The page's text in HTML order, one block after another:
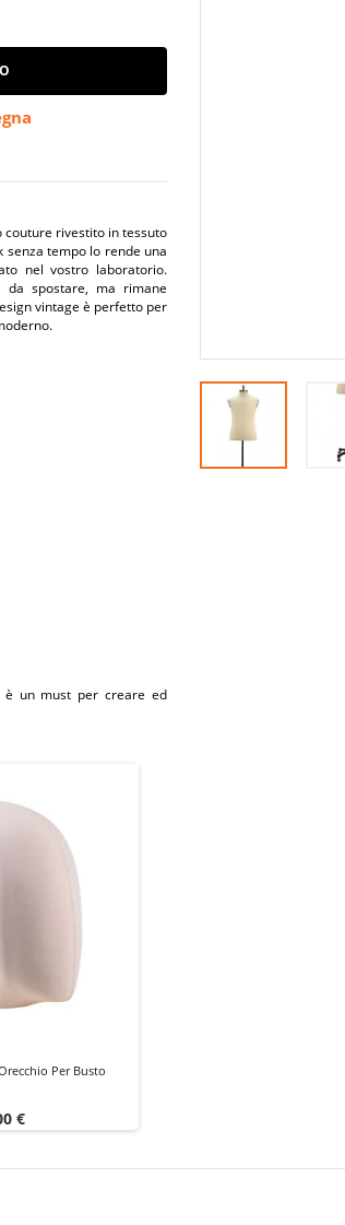
couture rivestito in tessuto
tempo lo rende una
nel vostro laboratorio.
spostare, ma rimane
vintage è perfetto per
è un must per creare ed
Per Busto
€